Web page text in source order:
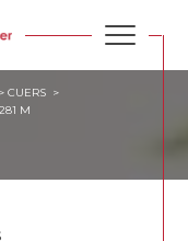
CUERS
M